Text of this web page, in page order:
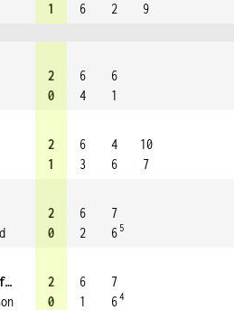
1
6
2
9
2
0
6
4
6
1
2
1
6
3
4
6
10
7
2
0
6
2
7
6 5
Routliffe (1)
2
0
6
1
7
64